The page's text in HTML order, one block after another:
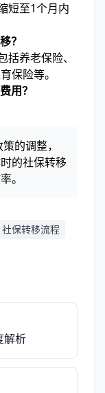
短至1个月内
？
养老保险、
保险等。
用？
的调整，
的社保转移
。
社保转移流程
解析